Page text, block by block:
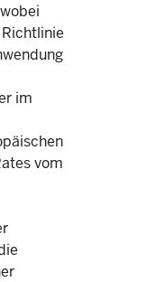
im
vom